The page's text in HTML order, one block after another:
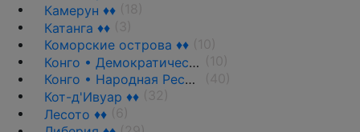
Камерун ♦♦
Катанга ♦♦
Коморские острова ♦♦
Конго • Демократическая Республика
Конго • Народная Республика ♦♦
Кот-д'Ивуар ♦♦
Лесото ♦♦